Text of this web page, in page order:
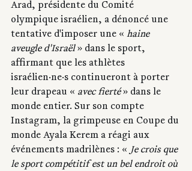
Arad, présidente du Comité
olympique israélien, a dénoncé une
tentative d'imposer une « haine
aveugle d'Israël » dans le sport,
affirmant que les athlètes
israélien·ne·s continueront à porter
leur drapeau « avec fierté » dans le
monde entier. Sur son compte
Instagram, la grimpeuse en Coupe du
monde Ayala Kerem a réagi aux
événements madrilènes : « Je crois que
le sport compétitif est un bel endroit où